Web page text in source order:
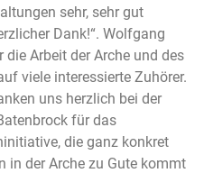
sehr, sehr gut
Dank!“. Wolfgang
Arbeit der Arche und des
viele interessierte Zuhörer.
uns herzlich bei der
für das
die ganz konkret
in der Arche zu Gute kommt